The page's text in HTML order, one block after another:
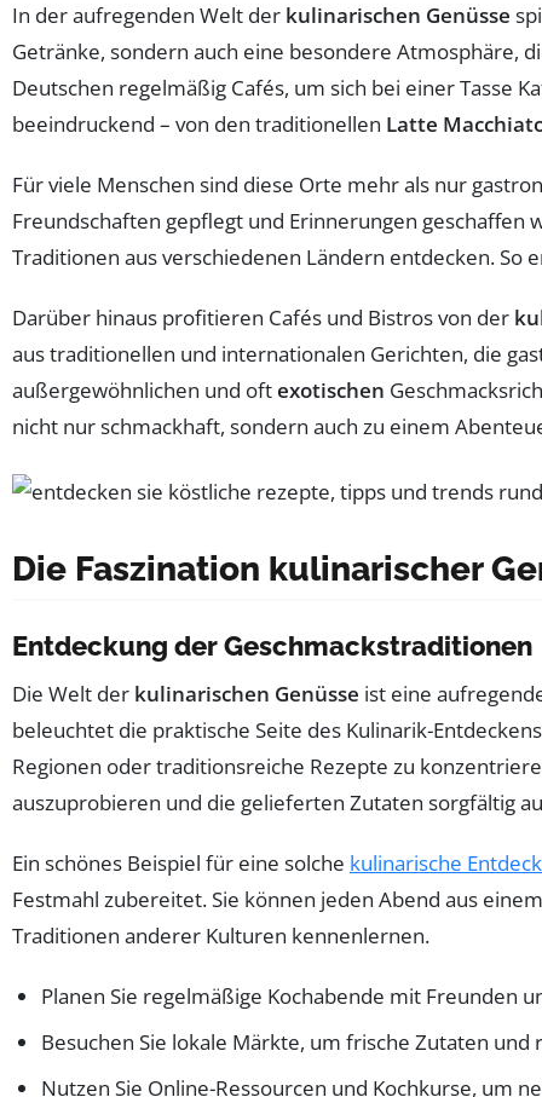
In der aufregenden Welt der kulinarischen Genüsse
Getränke, sondern auch eine besondere Atmosphäre,
Deutschen regelmäßig Cafés, um sich bei einer Tasse
beeindruckend – von den traditionellen Latte
Für viele Menschen sind diese Orte mehr als nur
Freundschaften gepflegt und Erinnerungen geschaffen
Traditionen aus verschiedenen Ländern entdecken. So
Darüber hinaus profitieren Cafés und Bistros von der
aus traditionellen und internationalen Gerichten, die
außergewöhnlichen und oftexotischen
nicht nur schmackhaft, sondern auch zu einem
Die Faszination kulinarischer
Entdeckung der Geschmackstraditionen
Die Welt der kulinarischen Genüsse ist eine
beleuchtet die praktische Seite des Kulinarik-
Regionen oder traditionsreiche Rezepte zu
auszuprobieren und die gelieferten Zutaten sorgfältig
Ein schönes Beispiel für eine solche kulinarische
Festmahl zubereitet. Sie können jeden Abend aus
Traditionen anderer Kulturen kennenlernen.
Planen Sie regelmäßige Kochabende mit Freunden
Besuchen Sie lokale Märkte, um frische Zutaten
Nutzen Sie Online-Ressourcen und Kochkurse, um